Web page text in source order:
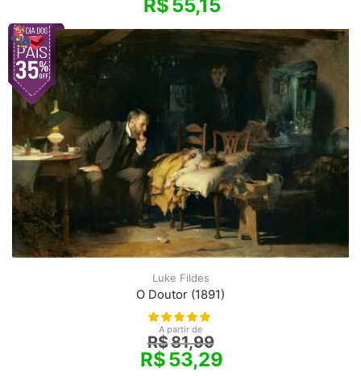
R$55,15
Luke Fildes
O Doutor (1891)
A partir de
R$81,99
R$53,29